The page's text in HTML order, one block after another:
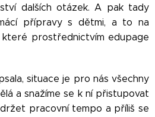
dalších otázek. A pak tady
přípravy s dětmi, a to na
které prostřednictvím edupage
situace je pro nás všechny
a snažíme se k ní přistupovat
pracovní tempo a příliš se